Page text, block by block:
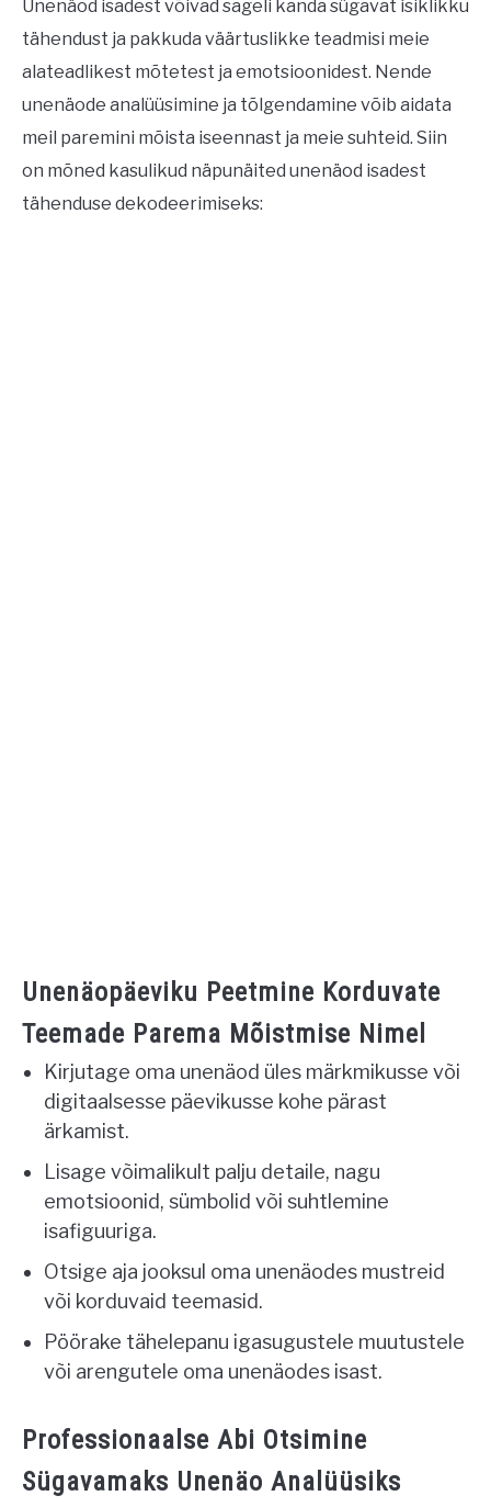
Unenäod isadest võivad sageli kanda sügavat isiklikku
tähendust ja pakkuda väärtuslikke teadmisi meie
alateadlikest mõtetest ja emotsioonidest. Nende
unenäode analüüsimine ja tõlgendamine võib aidata
meil paremini mõista iseennast ja meie suhteid. Siin
on mõned kasulikud näpunäited unenäod isadest
tähenduse dekodeerimiseks:
Unenäopäeviku Peetmine Korduvate
Teemade Parema Mõistmise Nimel
Kirjutage oma unenäod üles märkmikusse või
digitaalsesse päevikusse kohe pärast
ärkamist.
Lisage võimalikult palju detaile, nagu
emotsioonid, sümbolid või suhtlemine
isafiguuriga.
Otsige aja jooksul oma unenäodes mustreid
või korduvaid teemasid.
Pöörake tähelepanu igasugustele muutustele
või arengutele oma unenäodes isast.
Professionaalse Abi Otsimine
Sügavamaks Unenäo Analüüsiks